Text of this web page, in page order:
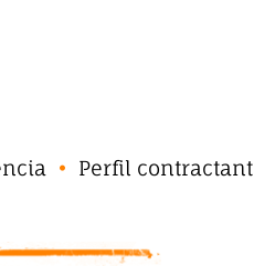
Perfil contractant